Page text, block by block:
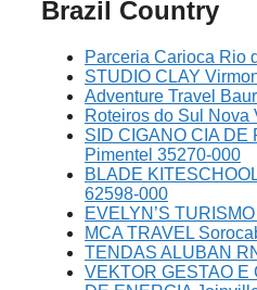
Brazil Country
Parceria Carioca Rio
STUDIO CLAY
Adventure Travel
Roteiros do Sul Nova
SID CIGANO CIA DE
Pimentel 35270-000
BLADE
62598-000
EVELYN’S
MCA TRAVEL
TENDAS ALUBAN
VEKTOR GESTAO E